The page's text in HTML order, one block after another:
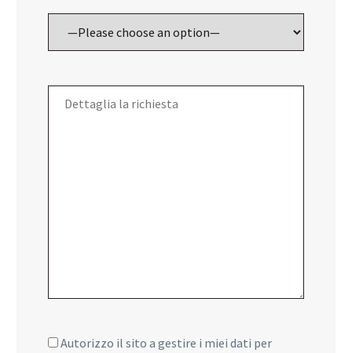
Autorizzo il sito a gestire i miei dati per